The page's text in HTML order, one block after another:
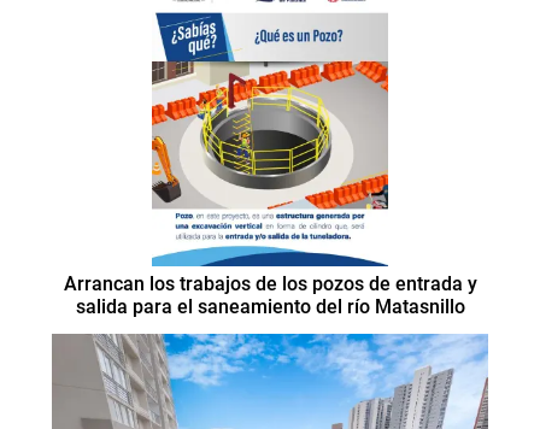
Arrancan los trabajos de los pozos de entrada y
salida para el saneamiento del río Matasnillo